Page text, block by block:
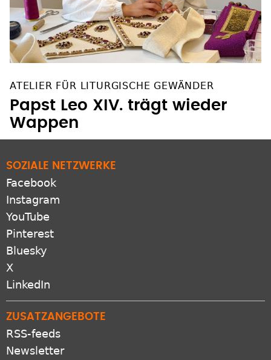
ATELIER FÜR LITURGISCHE GEWÄNDER
Papst Leo XIV. trägt wieder
Wappen
SOZIALE NETZWERKE
Facebook
Instagram
YouTube
Pinterest
Bluesky
X
LinkedIn
ZUSATZANGEBOTE
RSS-feeds
Newsletter